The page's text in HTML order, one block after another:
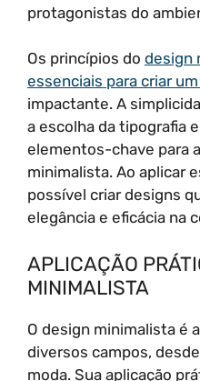
protagonistas do
Os princípios do design
essenciais para criar
impactante. A
a escolha da tipografia
elementos-chave para
minimalista. Ao aplicar
possível criar designs
elegância e eficácia na
APLICAÇÃO
MINIMALISTA
O design minimalista é
diversos campos,
moda. Sua aplicação